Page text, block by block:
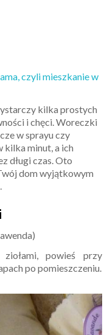
czyli mieszkanie w
kilka prostych
i chęci. Woreczki
w sprayu czy
kilka minut, a ich
długi czas. Oto
dom wyjątkowym
ziołami, powieś przy
po pomieszczeniu.